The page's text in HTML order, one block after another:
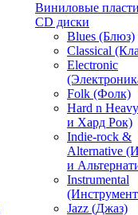
Виниловые
CD диски
Blues (Блюз)
Classical
Electronic
Folk (Фолк)
Hard n
и Хард Рок)
Indie-rock &
Alternative
и
Instrumental
Jazz (Джаз)